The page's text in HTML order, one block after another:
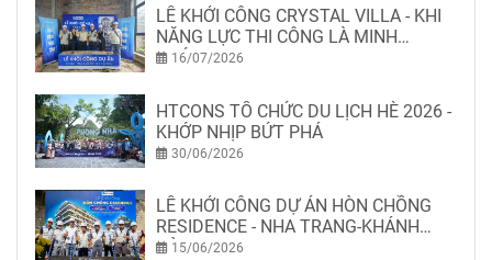
LỄ KHỞI CÔNG CRYSTAL VILLA - KHI
NĂNG LỰC THI CÔNG LÀ MINH
CHỨNG
16/07/2026
HTCONS TỔ CHỨC DU LỊCH HÈ 2026 -
KHỚP NHỊP BỨT PHÁ
30/06/2026
LỄ KHỞI CÔNG DỰ ÁN HÒN CHỒNG
RESIDENCE - NHA TRANG-KHÁNH
HÒA15/06/2026